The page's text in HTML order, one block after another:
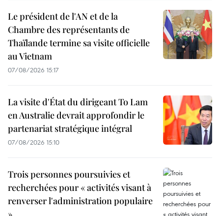
Le président de l'AN et de la
Chambre des représentants de
Thaïlande termine sa visite officielle
au Vietnam
07/08/2026 15:17
La visite d'État du dirigeant To Lam
en Australie devrait approfondir le
partenariat stratégique intégral
07/08/2026 15:10
Trois personnes poursuivies et
recherchées pour « activités visant à
renverser l'administration populaire